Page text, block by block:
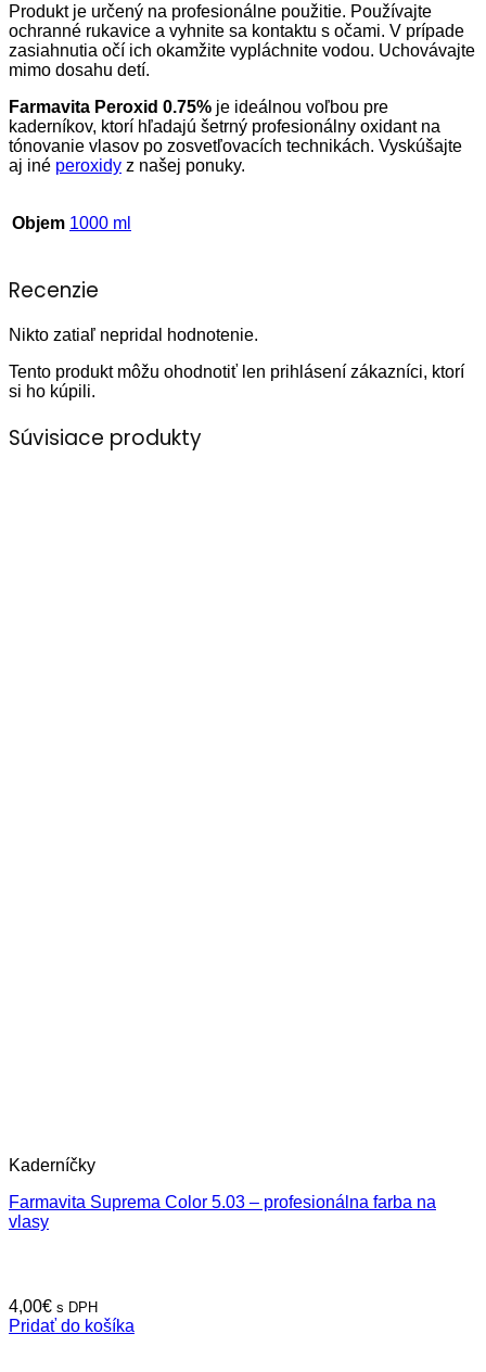
Produkt je určený na profesionálne použitie. Používajte
ochranné rukavice a vyhnite sa kontaktu s očami. V prípade
zasiahnutia očí ich okamžite vypláchnite vodou. Uchovávajte
mimo dosahu detí.
Farmavita Peroxid 0.75% je ideálnou voľbou pre
kaderníkov, ktorí hľadajú šetrný profesionálny oxidant na
tónovanie vlasov po zosvetľovacích technikách. Vyskúšajte
aj iné peroxidy z našej ponuky.
Objem 1000 ml
Recenzie
Nikto zatiaľ nepridal hodnotenie.
Tento produkt môžu ohodnotiť len prihlásení zákazníci, ktorí
si ho kúpili.
Súvisiace produkty
Kaderníčky
Farmavita Suprema Color 5.03 – profesionálna farba na
vlasy
4,00€ s DPH
Pridať do košíka